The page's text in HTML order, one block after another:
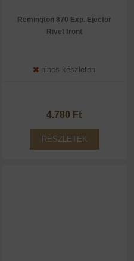
Remington 870 Exp. Ejector
Rivet front
nincs készleten
4.780 Ft
RÉSZLETEK